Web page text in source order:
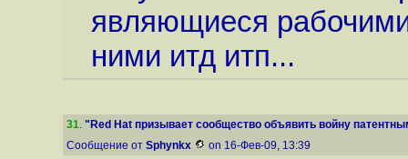
являющиеся
ними итд итп...
31. "Red Hat призывает сообщество объявить войну
Сообщение от Sphynkx on 16-Фев-09, 13:39